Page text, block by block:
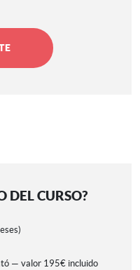
DEL CURSO?
— valor 195€ incluido